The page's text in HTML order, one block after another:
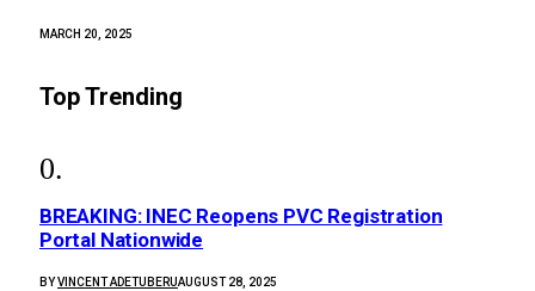
MARCH 20, 2025
Top Trending
BREAKING: INEC Reopens PVC Registration
Portal Nationwide
BYVINCENT ADETUBERUAUGUST 28, 2025